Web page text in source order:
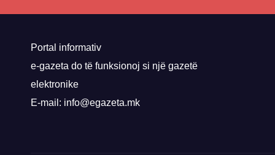
nis
Portal informativ
e-gazeta do të funksionoj si një gazetë
elektronike
E-mail: info@egazeta.mk